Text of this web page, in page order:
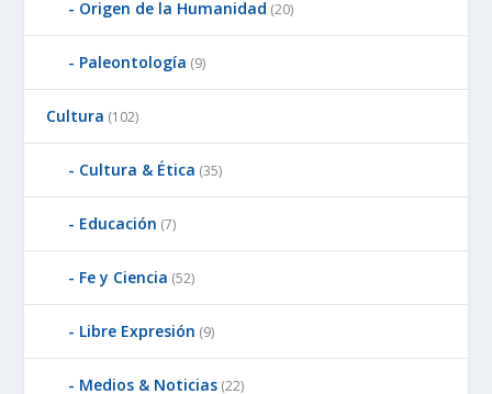
Origen de la Humanidad (20)
Paleontología (9)
Cultura (102)
Cultura & Ética (35)
Educación (7)
Fe y Ciencia (52)
Libre Expresión (9)
Medios & Noticias (22)